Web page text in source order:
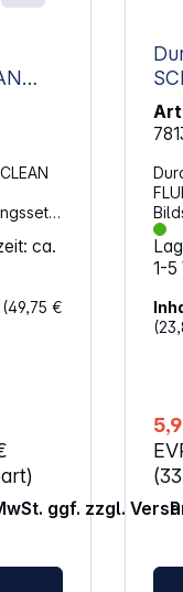
für ca.
(49,75 €
ggf. zzgl.
y
für
1-5